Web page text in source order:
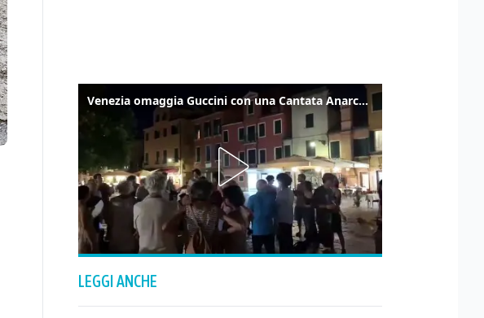
Venezia omaggia Guccini con una Cantata Anarchica in campo Santa Margherita
LEGGI ANCHE